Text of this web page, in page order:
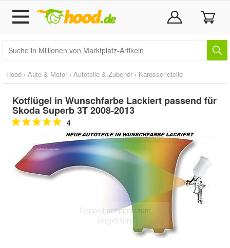
Hood › Auto & Motor › Autoteile & Zubehör › Karosserieteile
Kotflügel in Wunschfarbe Lackiert passend für
Skoda Superb 3T 2008-2013
4
Doppelt antippen zum
vergrößern